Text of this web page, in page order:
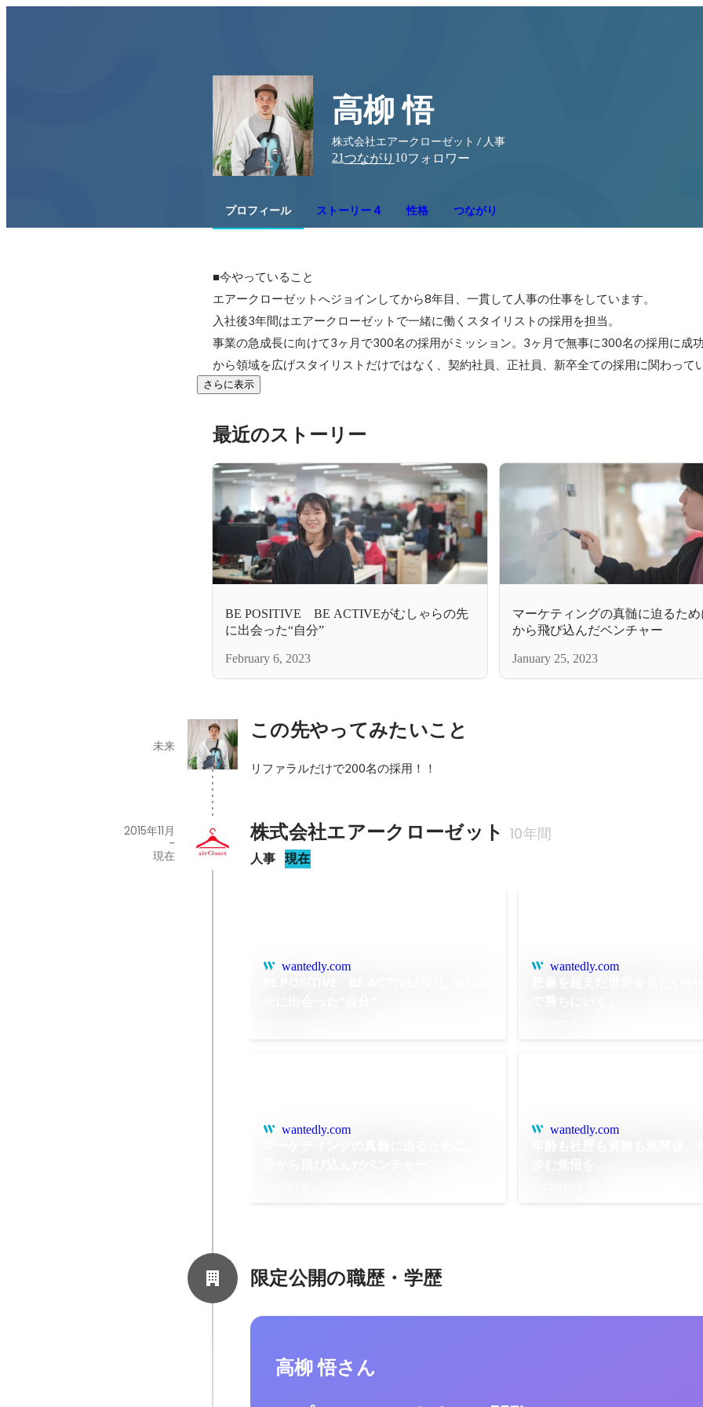
高柳 悟
株式会社エアークローゼット / 人事
21つながり 10フォロワー
プロフィール ストーリー 4 性格 つながり
■今やっていること
エアークローゼットへジョインしてから8年目、一貫して人事の仕事をしています。
入社後3年間はエアークローゼットで一緒に働くスタイリストの採用を担当。
事業の急成長に向けて3ヶ月で300名の採用がミッション。3ヶ月で無事に300名の採用に成
から領域を広げスタイリストだけではなく、契約社員、正社員、新卒全ての採用に関わって
さらに表示
最近のストーリー
BE POSITIVE BE ACTIVEがむしゃらの先
に出会った“自分”
February 6, 2023
マーケティングの真髄に迫るた
から飛び込んだベンチャー
January 25, 2023
この先やってみたいこと
未来
株式会社エアークローゼット 10年間
人事 現在
2015年11月
-
現在
wantedly.com wantedly.com
wantedly.com wantedly.com
限定公開の職歴・学歴
高柳 悟さん